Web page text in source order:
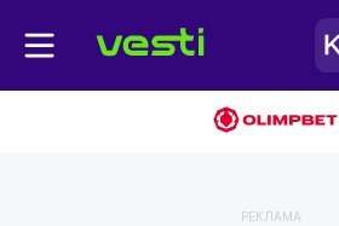
РЕКЛАМА